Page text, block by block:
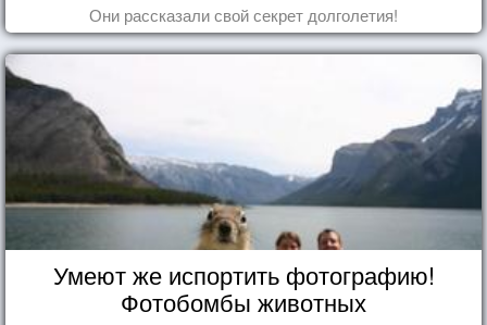
Они рассказали свой секрет долголетия!
Умеют же испортить фотографию!
Фотобомбы животных